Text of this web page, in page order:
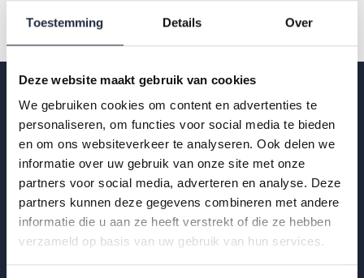
Toestemming Details Over
Deze website maakt gebruik van cookies
We gebruiken cookies om content en advertenties te
personaliseren, om functies voor social media te bieden
en om ons websiteverkeer te analyseren. Ook delen we
informatie over uw gebruik van onze site met onze
partners voor social media, adverteren en analyse. Deze
partners kunnen deze gegevens combineren met andere
informatie die u aan ze heeft verstrekt of die ze hebben
verzameld op basis van uw gebruik van hun services.
Op de hoogte blijven?
Krijg als eerste de nieuwste publicaties,
uitnodigingen voor AZW-Clubhuisbijeenkomsten
en meer verdieping van actuele data binnen zorg
en welzijn.